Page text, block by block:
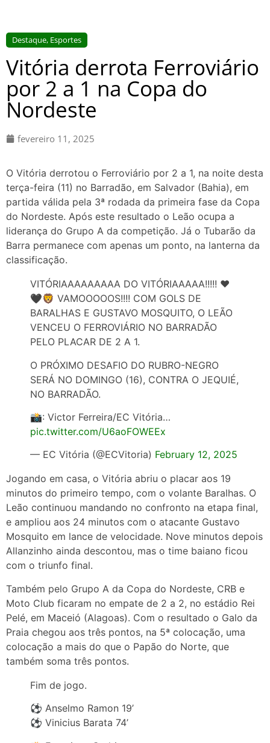
Destaque, Esportes
Vitória derrota Ferroviário
por 2 a 1 na Copa do
Nordeste
fevereiro 11, 2025
O Vitória derrotou o Ferroviário por 2 a 1, na noite desta
terça-feira (11) no Barradão, em Salvador (Bahia), em
partida válida pela 3ª rodada da primeira fase da Copa
do Nordeste. Após este resultado o Leão ocupa a
liderança do Grupo A da competição. Já o Tubarão da
Barra permanece com apenas um ponto, na lanterna da
classificação.
VITÓRIAAAAAAAAA DO VITÓRIAAAAA!!!!! ❤️
🖤🦁 VAMOOOOOS!!!! COM GOLS DE
BARALHAS E GUSTAVO MOSQUITO, O LEÃO
VENCEU O FERROVIÁRIO NO BARRADÃO
PELO PLACAR DE 2 A 1.
O PRÓXIMO DESAFIO DO RUBRO-NEGRO
SERÁ NO DOMINGO (16), CONTRA O JEQUIÉ,
NO BARRADÃO.
📸: Victor Ferreira/EC Vitória…
pic.twitter.com/U6aoFOWEEx
— EC Vitória (@ECVitoria) February 12, 2025
Jogando em casa, o Vitória abriu o placar aos 19
minutos do primeiro tempo, com o volante Baralhas. O
Leão continuou mandando no confronto na etapa final,
e ampliou aos 24 minutos com o atacante Gustavo
Mosquito em lance de velocidade. Nove minutos depois
Allanzinho ainda descontou, mas o time baiano ficou
com o triunfo final.
Também pelo Grupo A da Copa do Nordeste, CRB e
Moto Club ficaram no empate de 2 a 2, no estádio Rei
Pelé, em Maceió (Alagoas). Com o resultado o Galo da
Praia chegou aos três pontos, na 5ª colocação, uma
colocação a mais do que o Papão do Norte, que
também soma três pontos.
Fim de jogo.
⚽️ Anselmo Ramon 19’
⚽️ Vinicius Barata 74’